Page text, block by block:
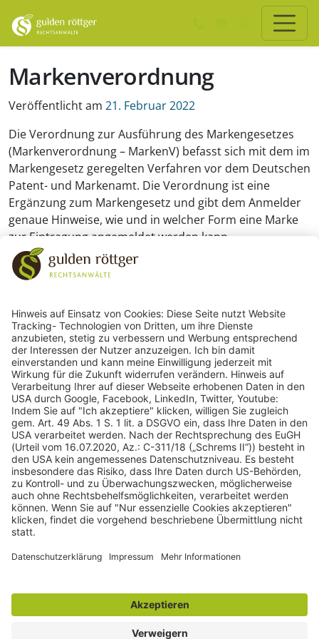
Markenverordnung
Veröffentlicht am 21. Februar 2022
Die Verordnung zur Ausführung des Markengesetzes
(Markenverordnung – MarkenV) befasst sich mit dem im
Markengesetz geregelten Verfahren vor dem Deutschen
Patent- und Markenamt. Die Verordnung ist eine
Ergänzung zum Markengesetz und gibt dem Anmelder
genaue Hinweise, wie und in welcher Form eine Marke
zur Eintragung angemeldet werden kann.
gulden röttger rechtsanwälte
gulden röttger rechtsanwälte
Jean-Pierre-Jungels-Str.10
55126 Mainz
06131 240950
anfrage@ggr-law.com
Kontakt
Datenschutzerklärung
Widerrufsbelehrung